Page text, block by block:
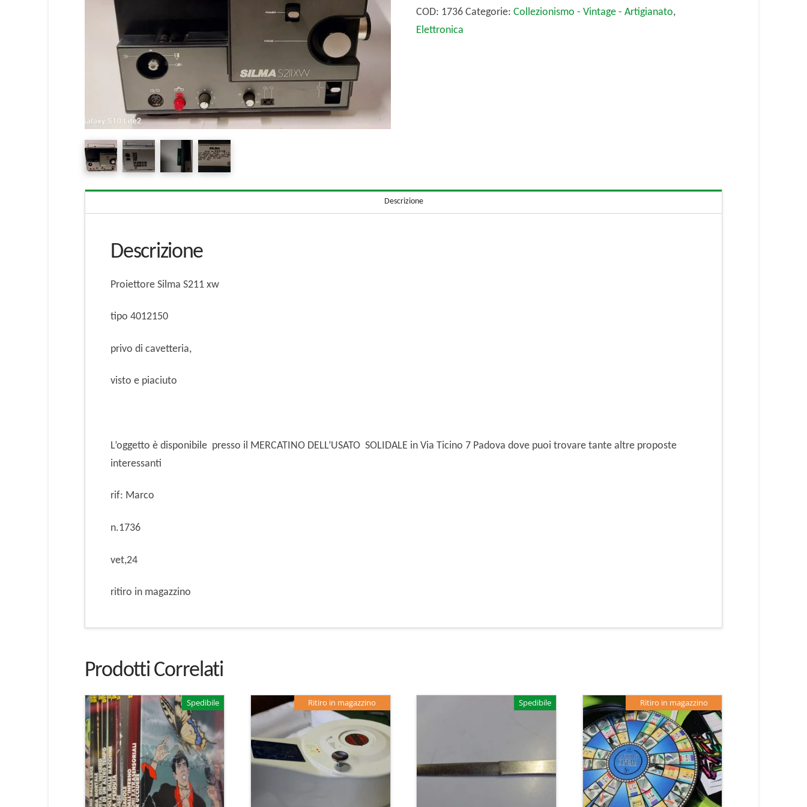
quantità
COD: 1736 Categorie:Collezionismo - Vintage - Artigianato,
Elettronica
Descrizione
Descrizione
Proiettore Silma S211 xw
tipo 4012150
privo di cavetteria,
visto e piaciuto
L’oggetto è disponibile presso il MERCATINO DELL’USATO SOLIDALE in Via Ticino 7 Padova dove puoi trovare tante altre proposte
interessanti
rif: Marco
n.1736
vet,24
ritiro in magazzino
Prodotti Correlati
Spedibile Ritiro in magazzino Spedibile Ritiro in magazzino